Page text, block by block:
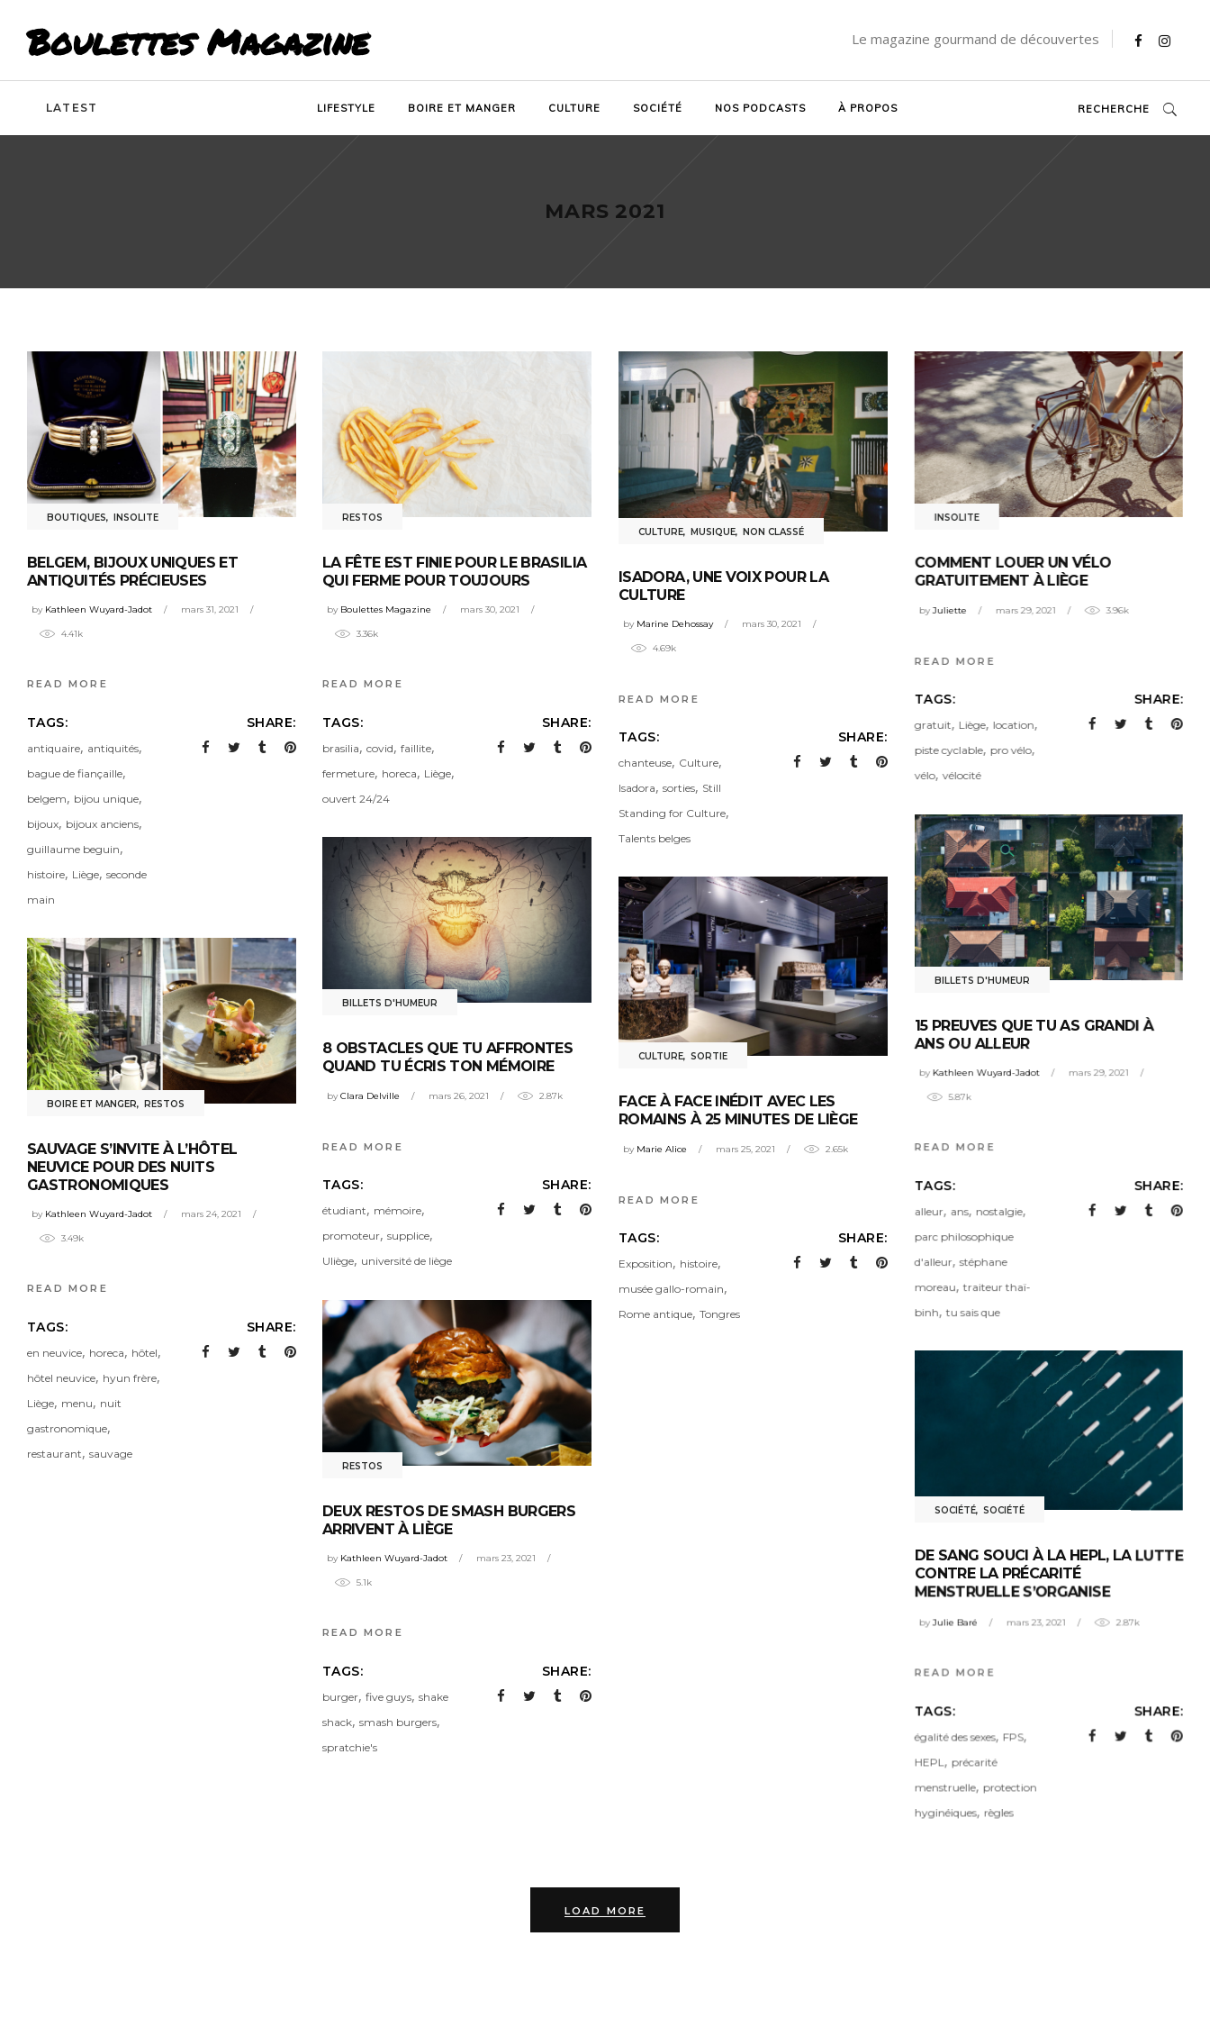
Boulettes Magazine Le magazine gourmand de découvertes
LATEST LIFESTYLE BOIRE ET MANGER CULTURE SOCIÉTÉ NOS PODCASTS À PROPOS RECHERCHE
MARS 2021
BOUTIQUES, INSOLITE
BELGEM, BIJOUX UNIQUES ET
ANTIQUITÉS PRÉCIEUSES
by Kathleen Wuyard-Jadot mars 31, 2021
4.41k
READ MORE
TAGS:
antiquaire, antiquités,
bague de fiançaille,
belgem, bijou unique,
bijoux, bijoux anciens,
guillaume beguin,
histoire, Liège, seconde
main
SHARE:
RESTOS
LA FÊTE EST FINIE POUR LE BRASILIA
QUI FERME POUR TOUJOURS
by Boulettes Magazine mars 30, 2021
3.36k
READ MORE
TAGS:
brasilia, covid, faillite,
fermeture, horeca, Liège,
ouvert 24/24
SHARE:
CULTURE, MUSIQUE, NON CLASSÉ
ISADORA, UNE VOIX POUR LA
CULTURE
by Marine Dehossay mars 30, 2021
4.69k
READ MORE
TAGS:
chanteuse, Culture,
Isadora, sorties, Still
Standing for Culture,
Talents belges
SHARE:
INSOLITE
COMMENT LOUER UN VÉLO
GRATUITEMENT À LIÈGE
byJuliette mars 29, 2021 3.96k
READ MORE
TAGS:
gratuit, Liège, location,
piste cyclable, pro vélo,
vélo, vélocité
SHARE:
BILLETS D'HUMEUR
15 PREUVES QUE TU AS GRANDI À
ANS OU ALLEUR
by Kathleen Wuyard-Jadot mars 29, 2021
5.87k
READ MORE
TAGS:
alleur, ans, nostalgie,
parc philosophique
d'alleur, stéphane
moreau, traiteur thaï-
binh, tu sais que
SHARE:
BILLETS D'HUMEUR
8 OBSTACLES QUE TU AFFRONTES
QUAND TU ÉCRIS TON MÉMOIRE
byClara Delville mars 26, 2021 2.87k
READ MORE
TAGS:
étudiant, mémoire,
promoteur, supplice,
Uliège, université de liège
SHARE:
CULTURE, SORTIE
FACE À FACE INÉDIT AVEC LES
ROMAINS À 25 MINUTES DE LIÈGE
by Marie Alice mars 25, 2021 2.65k
READ MORE
TAGS:
Exposition, histoire,
musée gallo-romain,
Rome antique, Tongres
SHARE:
BOIRE ET MANGER, RESTOS
SAUVAGE S’INVITE À L’HÔTEL
NEUVICE POUR DES NUITS
GASTRONOMIQUES
by Kathleen Wuyard-Jadot mars 24, 2021
3.49k
READ MORE
TAGS:
en neuvice, horeca, hôtel,
hôtel neuvice, hyun frère,
Liège, menu, nuit
gastronomique,
restaurant, sauvage
SHARE:
RESTOS
DEUX RESTOS DE SMASH BURGERS
ARRIVENT À LIÈGE
by Kathleen Wuyard-Jadot mars 23, 2021
5.1k
READ MORE
TAGS:
burger, five guys, shake
shack, smash burgers,
spratchie's
SHARE:
SOCIÉTÉ, SOCIÉTÉ
DE SANG SOUCI À LA HEPL, LA LUTTE
CONTRE LA PRÉCARITÉ
MENSTRUELLE S’ORGANISE
by Julie Baré mars 23, 2021 2.87k
READ MORE
TAGS:
égalité des sexes, FPS,
HEPL , précarité
menstruelle, protection
hyginéiques, règles
SHARE:
LOAD MORE